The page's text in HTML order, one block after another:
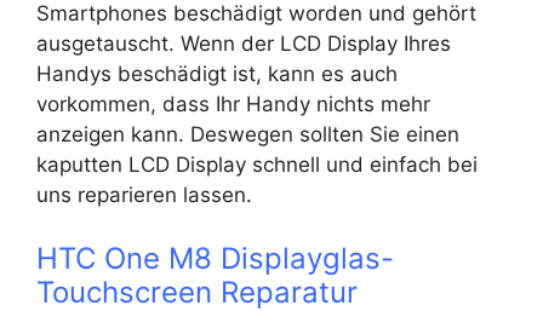
Smartphones beschädigt worden und gehört
ausgetauscht. Wenn der LCD Display Ihres
Handys beschädigt ist, kann es auch
vorkommen, dass Ihr Handy nichts mehr
anzeigen kann. Deswegen sollten Sie einen
kaputten LCD Display schnell und einfach bei
uns reparieren lassen.
HTC One M8 Displayglas-
Touchscreen Reparatur